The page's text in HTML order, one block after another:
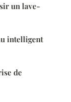
un lave-
intelligent
de